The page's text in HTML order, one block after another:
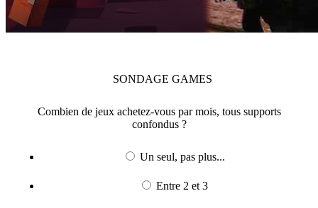
SONDAGE GAMES
Combien de jeux achetez-vous par mois, tous supports
confondus ?
Un seul, pas plus...
Entre 2 et 3